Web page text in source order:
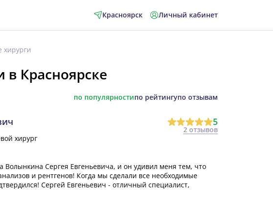
Красноярск Личный кабинет
хирурги
Красноярске
по популярностипо рейтингупо отзывам
5
2 отзывов
хирург
Волынкина Сергея Евгеньевича, и он удивил меня тем, что
и рентгенов! Когда мы сделали все необходимые
Сергей Евгеньевич - отличный специалист,